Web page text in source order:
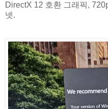
DirectX 12 호환 그래픽,
넷.